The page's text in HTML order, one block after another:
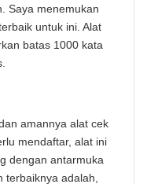
Saya menemukan
untuk ini. Alat
batas 1000 kata
amannya alat cek
mendaftar, alat ini
dengan antarmuka
adalah,